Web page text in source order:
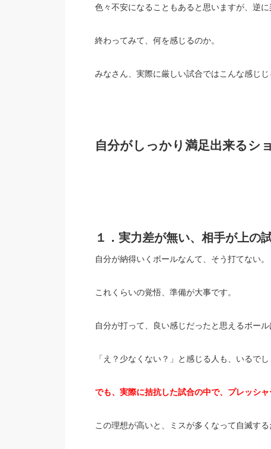
色々不安になることもあると思いますが、逆
終わってみて、何を感じるのか。
みなさん、実際に厳しい試合ではこんな感じじ
自分がしっかり満足出来るシ
１．実力差が無い、相手が上の
自分が納得いくボールなんて、そう打てない。
これくらいの覚悟、準備が大事です。
自分が打って、良い感じだったと思えるボー
「え？少なくない？」と感じる人も、いるでし
でも、実際に拮抗した試合の中で、プレッシ
この理想が高いと、ミスが多くなって自滅する